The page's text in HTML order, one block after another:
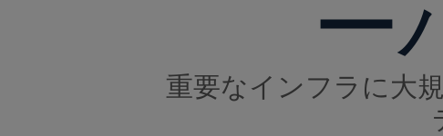
ー
重要なインフラに大